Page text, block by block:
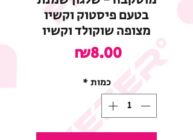
בטעם פיסטוק וקשיו
מצופה שוקולד וקשיו
₪8.00
כמות *